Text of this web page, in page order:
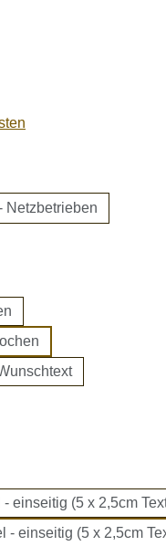
Netzbetrieben
einseitig (5 x 2,5cm
- einseitig (5 x 2,5cm